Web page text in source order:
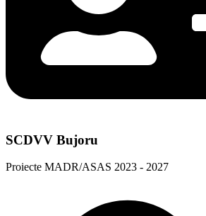
SCDVV Bujoru
Proiecte MADR/ASAS 2023 - 2027